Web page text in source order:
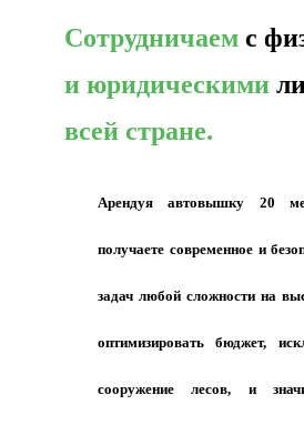
Сотрудничаем с
и юридическими
всей стране.
Арендуя автовышку 20
получаете современное и
задач любой сложности на
оптимизировать бюджет,
сооружение лесов, и